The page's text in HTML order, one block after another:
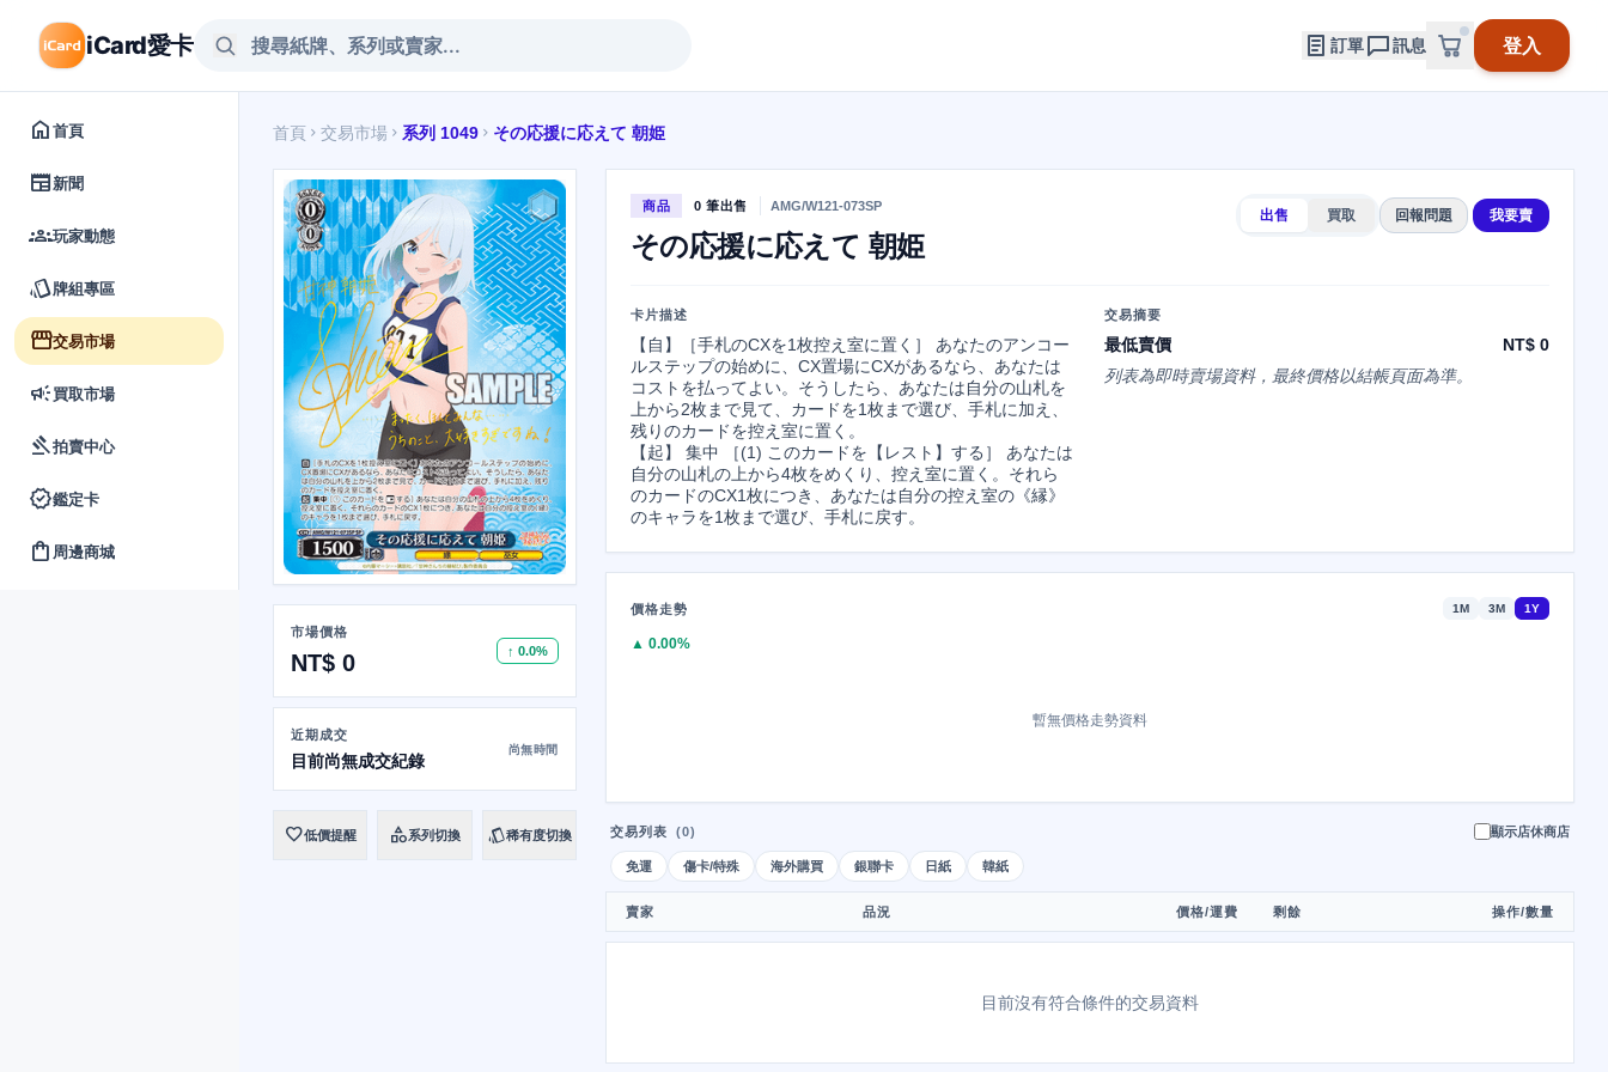
iCard愛卡 訂單 訊息 登入
home首頁
newspaper新聞
groups玩家動態
style牌組專區
storefront交易市場
campaign買取市場
gavel拍賣中心
verified鑑定卡
shopping_bag 周邊商城
首頁 chevron_right 交易市場 chevron_right 系列 1049 chevron_right その応援に応えて 朝姫
市場價格
NT$ 0 ↑ 0.0%
近期成交
目前尚無成交紀錄
尚無時間
favorite低價提醒 category系列切換 style稀有度切換
商品 0 筆出售 AMG/W121-073SP
その応援に応えて 朝姫
出售 買取 回報問題 我要賣
卡片描述
【自】［手札のCXを1枚控え室に置く］ あなたのアンコー
ルステップの始めに、CX置場にCXがあるなら、あなたは
コストを払ってよい。そうしたら、あなたは自分の山札を
上から2枚まで見て、カードを1枚まで選び、手札に加え、
残りのカードを控え室に置く。
【起】 集中 ［(1) このカードを【レスト】する］ あなたは
自分の山札の上から4枚をめくり、控え室に置く。それら
のカードのCX1枚につき、あなたは自分の控え室の《縁》
のキャラを1枚まで選び、手札に戻す。
交易摘要
最低賣價
NT$ 0
列表為即時賣場資料，最終價格以結帳頁面為準。
價格走勢 1M 3M 1Y
▲ 0.00%
暫無價格走勢資料
交易列表 (0) 顯示店休商店
免運 傷卡/特殊 海外購買 銀聯卡 日紙 韓紙
賣家 品況 價格/運費 剩餘 操作/數量
目前沒有符合條件的交易資料